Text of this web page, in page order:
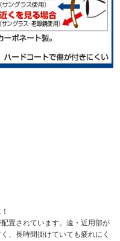
置されています。遠・近用部が
、長時間掛けていても疲れにく